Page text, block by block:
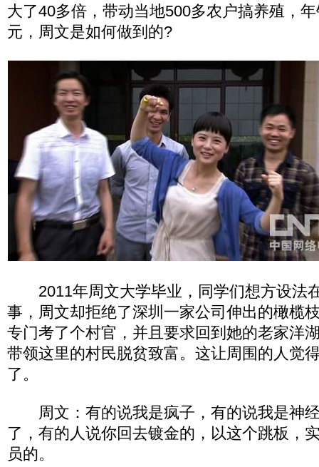
大了40多倍，带动当地500多农户搞养殖，
元，周文是如何做到的?
2011年周文大学毕业，同学们想方设法
事，周文却拒绝了深圳一家公司伸出的橄榄
专门考了个村官，并且要求回到她的老家洋
带领这里的村民脱贫致富。这让周围的人觉
了。
周文：有的说我是疯子，有的说我是神
了，有的人说你回去镀金的，以这个跳板，
员的。